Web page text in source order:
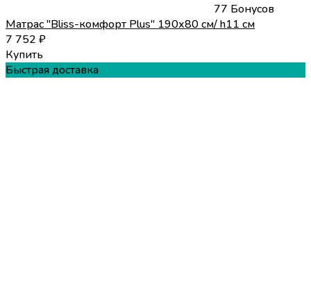
77 Бонусов
Матрас "Bliss-комфорт Plus" 190х80 см/ h11 см
7 752 ₽
Купить
Быстрая доставка